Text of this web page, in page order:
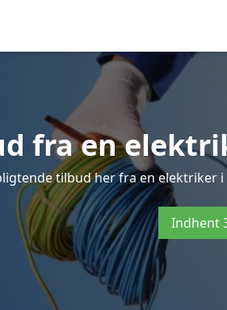
fra en
tilbud her fra en elektriker
Indhent